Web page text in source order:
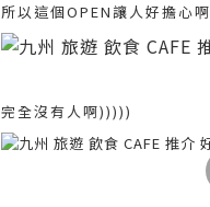
所以這個OPEN讓人好擔心
完全沒有人啊)))))